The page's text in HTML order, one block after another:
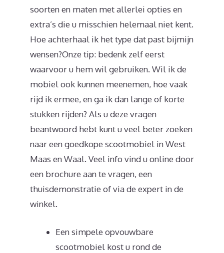
soorten en maten met allerlei opties en
extra’s die u misschien helemaal niet kent.
Hoe achterhaal ik het type dat past bijmijn
wensen?Onze tip: bedenk zelf eerst
waarvoor u hem wil gebruiken. Wil ik de
mobiel ook kunnen meenemen, hoe vaak
rijd ik ermee, en ga ik dan lange of korte
stukken rijden? Als u deze vragen
beantwoord hebt kunt u veel beter zoeken
naar een goedkope scootmobiel in West
Maas en Waal. Veel info vind u online door
een brochure aan te vragen, een
thuisdemonstratie of via de expert in de
winkel.
Een simpele opvouwbare
scootmobiel kost u rond de